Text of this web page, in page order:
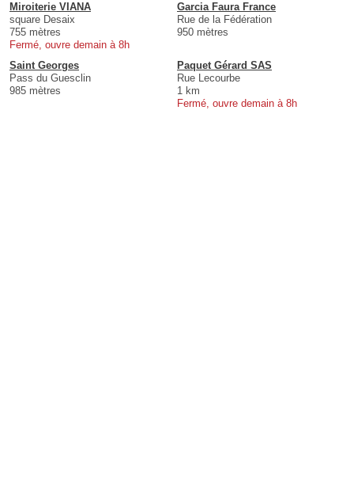
Miroiterie VIANA
square Desaix
755 mètres
Fermé, ouvre demain à 8h
Garcia Faura France
Rue de la Fédération
950 mètres
Saint Georges
Pass du Guesclin
985 mètres
Paquet Gérard SAS
Rue Lecourbe
1 km
Fermé, ouvre demain à 8h